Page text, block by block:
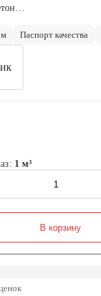
Паспорт качества
1 м³
В корзину